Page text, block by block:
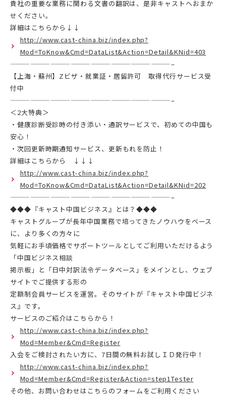
貴社の重要な業務に関わる文書の翻訳は、是非キャストへおまか
せください。
詳細はこちらから↓↓
http://www.cast-china.biz/index.php?
Mod=ToKnow&Cmd=DataList&Action=Detail&KNid=403
————————————————————————–
【上海・蘇州】Zビザ・就業証・居留許可 取得代行サービス受
付中
————————————————————————–
＜2大特典＞
・健康診断受診時の付き添い・通訳サービスで、初めての中国も
安心！
・次回更新時期通知サービス、更新もれを防止！
詳細はこちらから ↓↓↓
http://www.cast-china.biz/index.php?
Mod=ToKnow&Cmd=DataList&Action=Detail&KNid=202
————————————————————————–
◆◆◆『キャスト中国ビジネス』とは？◆◆◆
キャストグループが長年中国業務で培ってきたノウハウをベース
に、より多くの方々に
気軽にお手頃価格でサポートツールとしてご利用いただけるよう
「中国ビジネス相談
掲示板」と「日中対訳法令データベース」をメインとし、ウェブ
サイトでご提供する形の
定額制会員サービスを運営。そのサイトが『キャスト中国ビジネ
ス』です。
サービスのご紹介はこちらから！
http://www.cast-china.biz/index.php?
Mod=Member&Cmd=Register
入会をご検討されたい方に、7日間の無料お試しＩＤ発行中！
http://www.cast-china.biz/index.php?
Mod=Member&Cmd=Register&Action=step1Tester
その他、お問い合わせはこちらのフォームをご利用ください